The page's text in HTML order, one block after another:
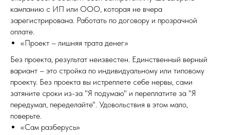
кампанию с ИП или ООО, которая не вчера
зарегистрирована. Работать по договору и прозрачной
оплате.
«Проект – лишняя трата денег»
Без проекта, результат неизвестен. Единственный верный
вариант – это стройка по индивидуальному или типовому
проекту. Без проекта вы истреплете себе нервы, сами
затяните сроки из-за "Я подумаю" и переплатите за "Я
передумал, переделайте". Удовольствия в этом мало,
поверьте.
«Сам разберусь»